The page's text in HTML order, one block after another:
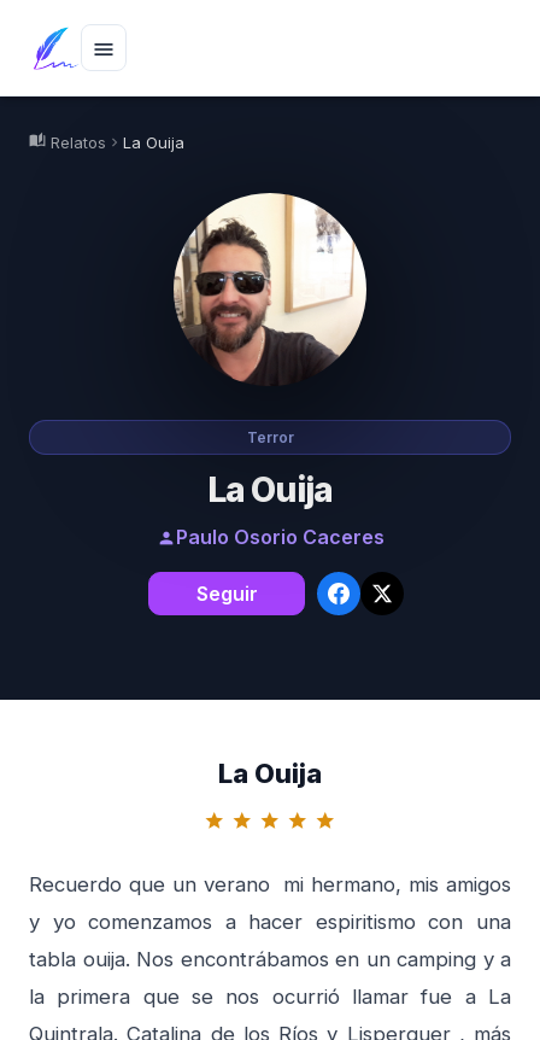
menu
auto_stories Relatos chevron_right La Ouija
Terror
La Ouija
personPaulo Osorio Caceres
Seguir
La Ouija
star star star star star
Recuerdo que un verano mi hermano, mis amigos
y yo comenzamos a hacer espiritismo con una
tabla ouija. Nos encontrábamos en un camping y a
la primera que se nos ocurrió llamar fue a La
Quintrala. Catalina de los Ríos y Lisperguer , más